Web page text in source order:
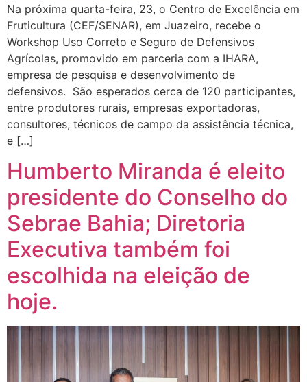
Na próxima quarta-feira, 23, o Centro de Excelência em
Fruticultura (CEF/SENAR), em Juazeiro, recebe o
Workshop Uso Correto e Seguro de Defensivos
Agrícolas, promovido em parceria com a IHARA,
empresa de pesquisa e desenvolvimento de
defensivos. São esperados cerca de 120 participantes,
entre produtores rurais, empresas exportadoras,
consultores, técnicos de campo da assistência técnica,
e […]
Humberto Miranda é eleito
presidente do Conselho do
Sebrae Bahia; Diretoria
Executiva também foi
escolhida na eleição de
hoje.